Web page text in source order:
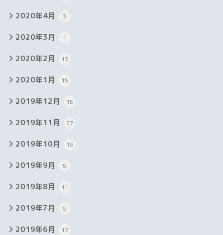
2020年4月 3
2020年3月 1
2020年2月 13
2020年1月 15
2019年12月 15
2019年11月 27
2019年10月 18
2019年9月 5
2019年8月 11
2019年7月 9
2019年6月 17